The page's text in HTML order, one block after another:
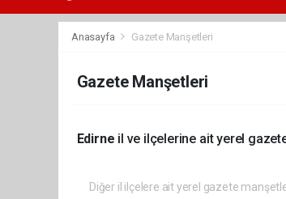
Anasayfa Gazete Manşetleri
Gazete Manşetleri
Edirne il ve ilçelerine ait yerel
Diğer il ilçelere ait yerel gazete